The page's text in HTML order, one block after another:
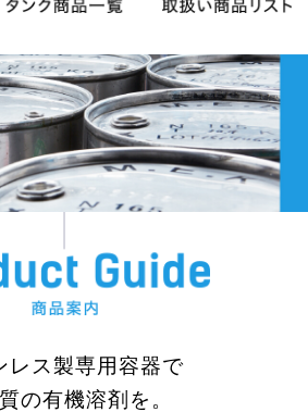
レス製専用容器で
の有機溶剤を。